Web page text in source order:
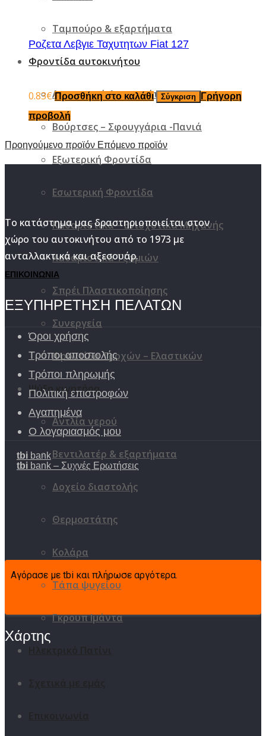
Ταμπούρο & εξαρτήματα
Φροντίδα αυτοκινήτου
Αρωματικά Αυτοκινήτου
Βούρτσες – Σφουγγάρια -Πανιά
Εξωτερική Φροντίδα
Εσωτερική Φροντίδα
Καθαριστικά – Ενισχυτικά Μηχανής
Καθαριστικά Τζαμιών
Σπρέι Πλαστικοποίησης
Συνεργεία
Φροντίδα Τροχών – Ελαστικών
Ψύξη κινητήρα
Αντλία νερού
Βεντιλατέρ & εξαρτήματα
Δοχείο διαστολής
Θερμοστάτης
Κολάρα
Τάπα ψυγείου
Γκρουπ Ιμάντα
Ροζετα Λεβγιε Ταχυτητων Fiat 127
0.83€ Προσθήκη στο καλάθι Σύγκριση
Γρήγορη
προβολή
Προηγούμενο προϊόν Επόμενο προϊόν
Το κατάστημα μας δραστηριοποιείται στον
χώρο του αυτοκινήτου από το 1973 με
ανταλλακτικά και αξεσουάρ.
ΕΠΙΚΟΙΝΩΝΙΑ
ΕΞΥΠΗΡΕΤΗΣΗ ΠΕΛΑΤΩΝ
Όροι χρήσης
Τρόποι αποστολής
Τρόποι πληρωμής
Πολιτική επιστροφών
Αγαπημένα
Ο λογαριασμός μου
tbi bank
tbi bank – Συχνές Ερωτήσεις
Αγόρασε με tbi και πλήρωσε αργότερα.
Χάρτης